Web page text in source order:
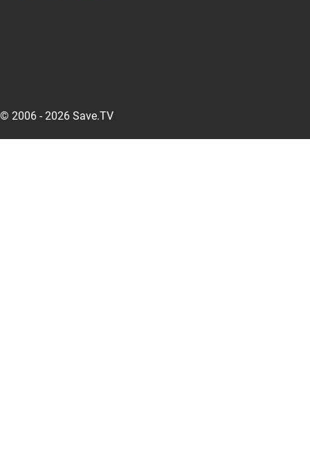
© 2006 - 2026 Save.TV